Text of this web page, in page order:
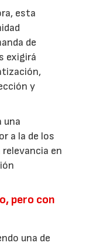
esta
de
exigirá
y
una
a la de los
en
pero con
una de